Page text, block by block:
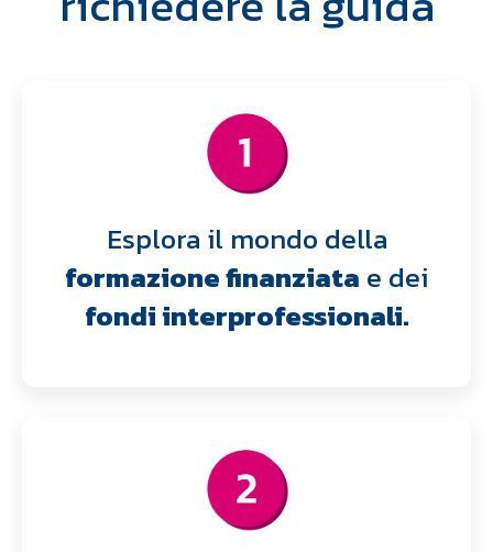
Esplora il mondo della
formazione finanziata e dei
fondi interprofessionali.